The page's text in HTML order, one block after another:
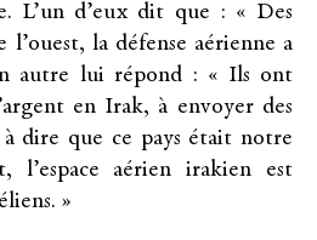
L’un d’eux dit que : « Des
l’ouest, la défense aérienne a
autre lui répond : « Ils ont
en Irak, à envoyer des
dire que ce pays était notre
l’espace aérien irakien est
»